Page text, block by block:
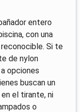
entero
con una
Si te
de nylon
opciones
buscan un
el tirante, ni
o